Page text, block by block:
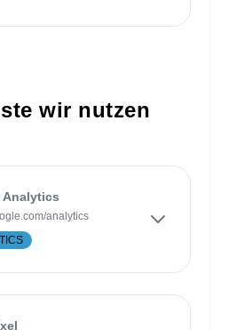
wir nutzen
Analytics
analytics